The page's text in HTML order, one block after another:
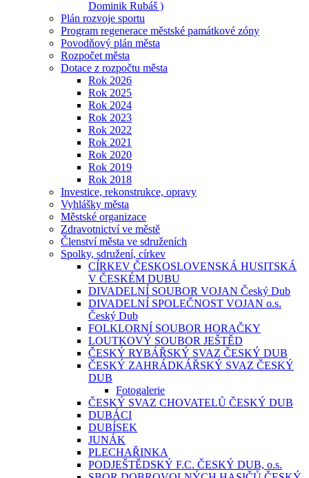
Dominik Rubáš )
Plán rozvoje sportu
Program regenerace městské památkové zóny
Povodňový plán města
Rozpočet města
Dotace z rozpočtu města
Rok 2026
Rok 2025
Rok 2024
Rok 2023
Rok 2022
Rok 2021
Rok 2020
Rok 2019
Rok 2018
Investice, rekonstrukce, opravy
Vyhlášky města
Městské organizace
Zdravotnictví ve městě
Členství města ve sdruženích
Spolky, sdružení, církev
CÍRKEV ČESKOSLOVENSKÁ HUSITSKÁ
V ČESKÉM DUBU
DIVADELNÍ SOUBOR VOJAN Český Dub
DIVADELNÍ SPOLEČNOST VOJAN o.s.
Český Dub
FOLKLORNÍ SOUBOR HORAČKY
LOUTKOVÝ SOUBOR JEŠTĚD
ČESKÝ RYBÁŘSKÝ SVAZ ČESKÝ DUB
ČESKÝ ZAHRÁDKÁŘSKÝ SVAZ ČESKÝ
DUB
Fotogalerie
ČESKÝ SVAZ CHOVATELŮ ČESKÝ DUB
DUBÁCI
DUBÍSEK
JUNÁK
PLECHAŘINKA
PODJEŠTĚDSKÝ F.C. ČESKÝ DUB, o.s.